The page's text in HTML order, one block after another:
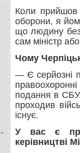
Коли прийшов
оборони, я
що людину
сам міністр
Чому
— Є серйозні
подання в СБУ,
проходив
існує.
У вас є
керівництві